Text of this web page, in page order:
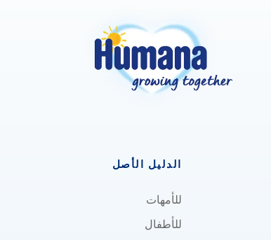
الدليل الأصل
للأمهات
للأطفال